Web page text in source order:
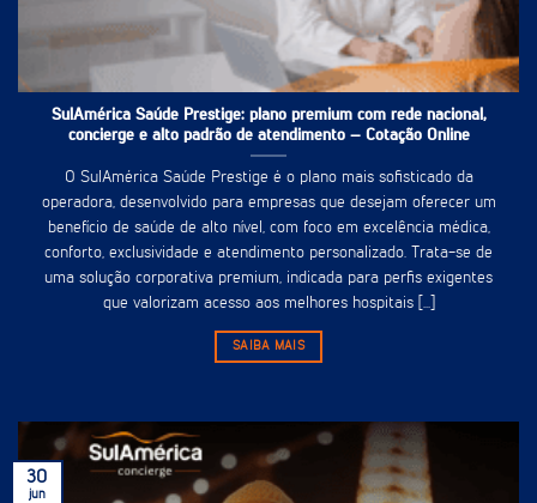
SulAmérica Saúde Prestige: plano premium com rede nacional,
concierge e alto padrão de atendimento – Cotação Online
O SulAmérica Saúde Prestige é o plano mais sofisticado da
operadora, desenvolvido para empresas que desejam oferecer um
benefício de saúde de alto nível, com foco em excelência médica,
conforto, exclusividade e atendimento personalizado. Trata-se de
uma solução corporativa premium, indicada para perfis exigentes
que valorizam acesso aos melhores hospitais [...]
SAIBA MAIS
30
jun